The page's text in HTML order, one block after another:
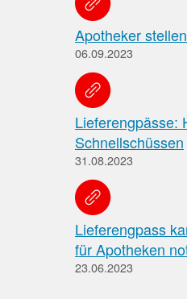
Apotheker
06.09.2023
Lieferengpässe:
Schnellschüssen
31.08.2023
Lieferengpass
für Apotheken
23.06.2023
Apothekenteams
können
sich
auf
Themenseiten
über
die
vereinbarten
pharmazeutischen
Dienstleistungen
und
die
Rahmenbedingungen
informieren.
AMK-
Nachrichten
der
Institutionen,
Behörden
und
Hersteller
Arbeitsschutz
Informationen
zum